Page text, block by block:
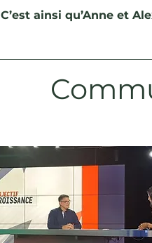
C’est ainsi qu’Anne et